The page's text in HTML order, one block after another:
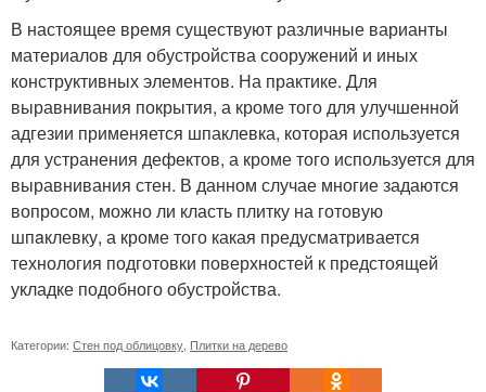
В настоящее время существуют различные варианты
материалов для обустройства сооружений и иных
конструктивных элементов. На практике. Для
выравнивания покрытия, а кроме того для улучшенной
адгезии применяется шпаклевка, которая используется
для устранения дефектов, а кроме того используется для
выравнивания стен. В данном случае многие задаются
вопросом, можно ли класть плитку на готовую
шпaклевку, а кроме того какая предусматривается
технология подготовки поверхностей к предстоящей
укладке подобного обустройства.
Категории: Стен под облицовку Плитки на дерево